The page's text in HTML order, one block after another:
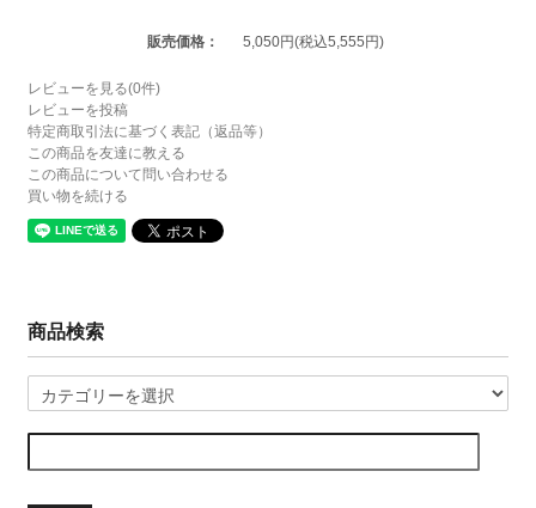
販売価格： 5,050円(税込5,555円)
レビューを見る(0件)
レビューを投稿
特定商取引法に基づく表記（返品等）
この商品を友達に教える
この商品について問い合わせる
買い物を続ける
商品検索